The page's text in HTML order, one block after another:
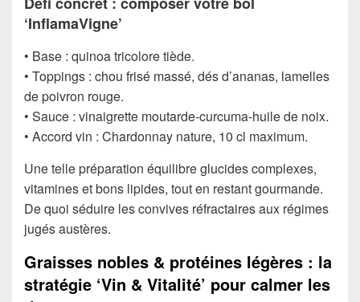
‘InflamaVigne’
• Base : quinoa tricolore tiède.
• Toppings : chou frisé massé, dés d’ananas, lamelles
de poivron rouge.
• Sauce : vinaigrette moutarde-curcuma-huile de noix.
• Accord vin : Chardonnay nature, 10 cl maximum.
Une telle préparation équilibre glucides complexes,
vitamines et bons lipides, tout en restant gourmande.
De quoi séduire les convives réfractaires aux régimes
jugés austères.
Graisses nobles & protéines légères : la
stratégie ‘Vin & Vitalité’ pour calmer les